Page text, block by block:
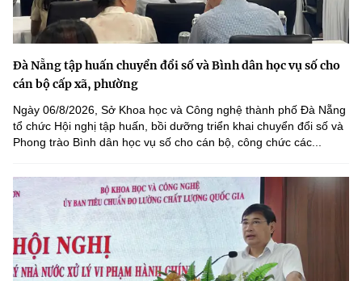
Đà Nẵng tập huấn chuyển đổi số và Bình dân học vụ số cho
cán bộ cấp xã, phường
Ngày 06/8/2026, Sở Khoa học và Công nghệ thành phố Đà Nẵng
tổ chức Hội nghị tập huấn, bồi dưỡng triển khai chuyển đổi số và
Phong trào Bình dân học vụ số cho cán bộ, công chức các...